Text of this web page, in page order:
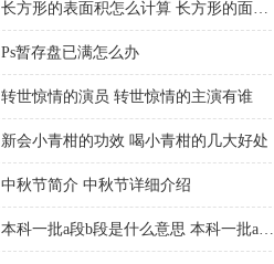
长方形的表面积怎么计算 长方形的面积怎么计算的
Ps暂存盘已满怎么办
转世惊情的演员 转世惊情的主演有谁
新会小青柑的功效 喝小青柑的几大好处
中秋节简介 中秋节详细介绍
本科一批a段b段是什么意思 本科一批a段b段什么意思